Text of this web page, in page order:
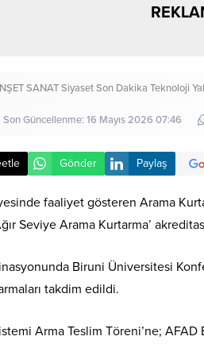
SANATSiyasetSon Dakika Teknoloji
Güncellenme: 16 Mayıs 2026 07:46
Gönder Paylaş
faaliyet gösteren Arama
Seviye Arama Kurtarma’
Biruni Üniversitesi
takdim edildi.
Arma Teslim Töreni’ne; AFAD